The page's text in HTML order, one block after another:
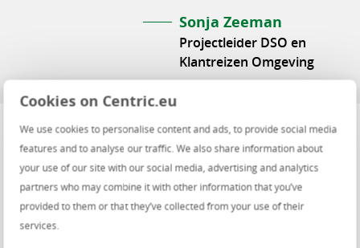
Cookies on Centric.eu
We use cookies to personalise content and ads, to provide social media
features and to analyse our traffic. We also share information about
your use of our site with our social media, advertising and analytics
partners who may combine it with other information that you’ve
provided to them or that they’ve collected from your use of their
services.
Sonja Zeeman
Projectleider DSO en
Klantreizen Omgeving
Liggen jullie op schema?
“Over het algemeen liggen we bij beide gemeenten op